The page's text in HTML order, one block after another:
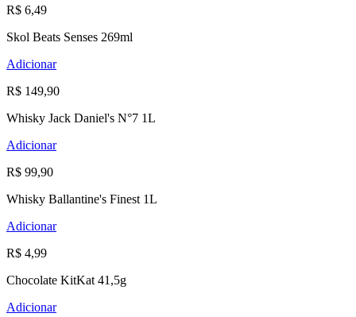
R$ 6,49
Skol Beats Senses 269ml
Adicionar
R$ 149,90
Whisky Jack Daniel's N°7 1L
Adicionar
R$ 99,90
Whisky Ballantine's Finest 1L
Adicionar
R$ 4,99
Chocolate KitKat 41,5g
Adicionar